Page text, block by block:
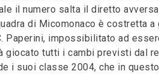
il numero salta il diretto
di Micomonaco è costretta
Paperini, impossibilitato ad
giocato tutti i cambi previsti dal
i suoi classe 2004, che in